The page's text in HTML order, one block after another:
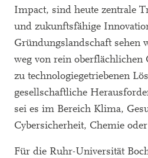
Impact, sind heute zentrale
und zukunftsfähige
Gründungslandschaft sehen
weg von rein oberflächlichen
zu technologiegetriebenen
gesellschaftliche
sei es im Bereich Klima,
Cybersicherheit, Chemie
Für die Ruhr-Universität